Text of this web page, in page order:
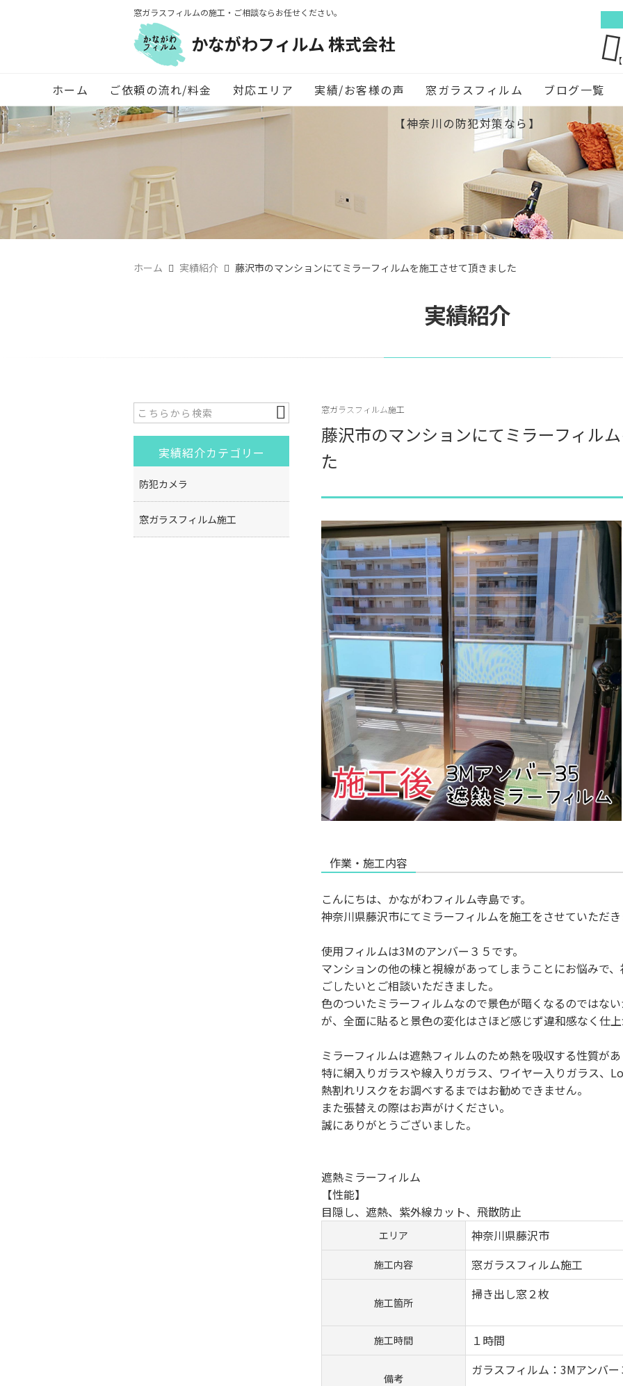
窓ガラスフィルムの施工・ご相談ならお任せください。
かながわフィルム 株式会社
ホーム ご依頼の流れ/料金 対応エリア 実績/お客様の声 窓ガラスフィルム
ブログ一覧
【神奈川の防犯対策なら】
ホーム 実績紹介 藤沢市のマンションにてミラーフィルムを施工させて頂きました
実績紹介
窓ガラスフィルム施工
藤沢市のマンションにてミラーフィル
た
作業・施工内容
こんにちは、かながわフィルム寺島です。
神奈川県藤沢市にてミラーフィルムを施工をさせていただ
⁡使用フィルムは⁡3Mのアンバー３５です。
マンションの他の棟と視線があってしまうことにお悩みで
ごしたいとご相談いただきました。
色のついたミラーフィルムなので景色が暗くなるのではな
が、全面に貼ると景色の変化はさほど感じず違和感なく仕
ミラーフィルムは遮熱フィルムのため熱を吸収する性質が
特に網入りガラスや線入りガラス、ワイヤー入りガラス、
熱割れリスクをお調べするまではお勧めできません。
また張替えの際はお声がけください。
誠に⁡ありがとうございました。
遮熱ミラーフィルム
【性能】
目隠し、遮熱、紫外線カット、飛散防止
エリア 神奈川県藤沢市
施工内容 窓ガラスフィルム施工
施工箇所
掃き出し窓２枚
施工時間 １時間
備考
ガラスフィルム：3Mアンバ
実績紹介カテゴリー
防犯カメラ
窓ガラスフィルム施工